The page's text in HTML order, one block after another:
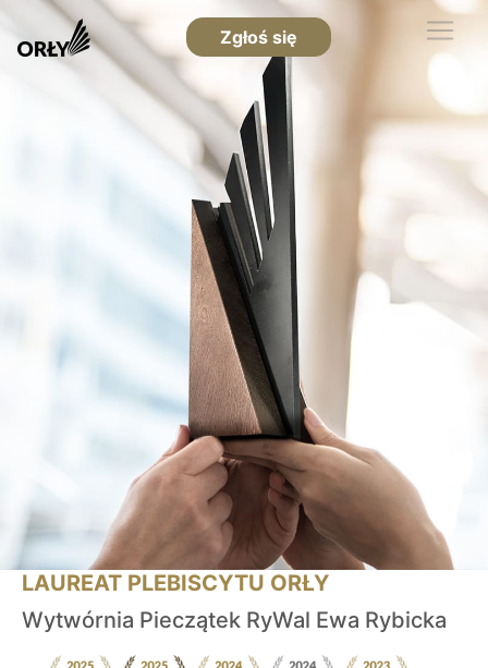
Zgłoś się
LAUREAT PLEBISCYTU ORŁY
Wytwórnia Pieczątek RyWal Ewa Rybicka